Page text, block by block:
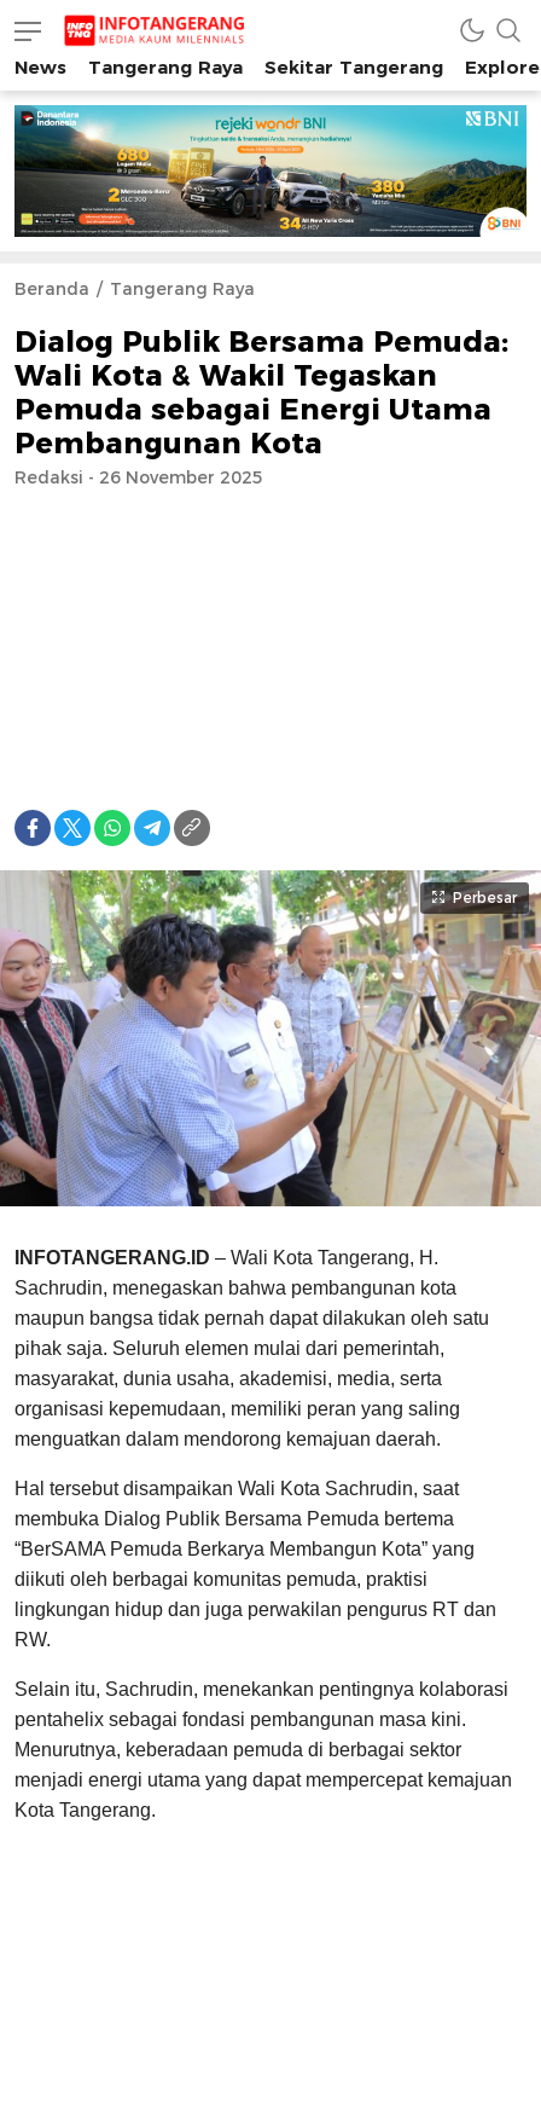
INFO TANGERANG
Media Kaum Millenials Tangerang Raya
News Tangerang Raya Sekitar Tangerang
Beranda Tangerang Raya
Dialog Publik Bersama Pemuda:
Wali Kota & Wakil Tegaskan
Pemuda sebagai Energi Utama
Pembangunan Kota
Redaksi - 26 November 2025
Perbesar
INFOTANGERANG.ID – Wali Kota Tangerang, H.
Sachrudin, menegaskan bahwa pembangunan kota
maupun bangsa tidak pernah dapat dilakukan oleh satu
pihak saja. Seluruh elemen mulai dari pemerintah,
masyarakat, dunia usaha, akademisi, media, serta
organisasi kepemudaan, memiliki peran yang saling
menguatkan dalam mendorong kemajuan daerah.
Hal tersebut disampaikan Wali Kota Sachrudin, saat
membuka Dialog Publik Bersama Pemuda bertema
“BerSAMA Pemuda Berkarya Membangun Kota” yang
diikuti oleh berbagai komunitas pemuda, praktisi
lingkungan hidup dan juga perwakilan pengurus RT dan
RW.
Selain itu, Sachrudin, menekankan pentingnya kolaborasi
pentahelix sebagai fondasi pembangunan masa kini.
Menurutnya, keberadaan pemuda di berbagai sektor
menjadi energi utama yang dapat mempercepat kemajuan
Kota Tangerang.